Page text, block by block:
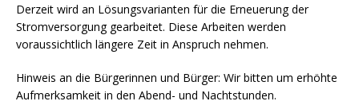
Derzeit wird an Lösungsvarianten für die Erneuerung der
Stromversorgung gearbeitet. Diese Arbeiten werden
voraussichtlich längere Zeit in Anspruch nehmen.
Hinweis an die Bürgerinnen und Bürger: Wir bitten um erhöhte
Aufmerksamkeit in den Abend- und Nachtstunden.